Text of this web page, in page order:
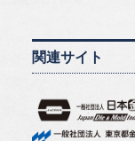
関連サイト